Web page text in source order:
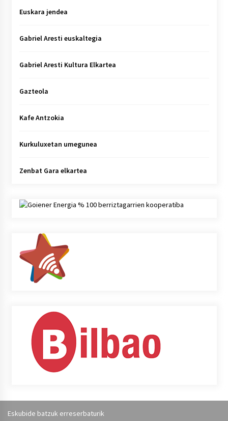
Euskara jendea
Gabriel Aresti euskaltegia
Gabriel Aresti Kultura Elkartea
Gazteola
Kafe Antzokia
Kurkuluxetan umegunea
Zenbat Gara elkartea
Eskubide batzuk erreserbaturik